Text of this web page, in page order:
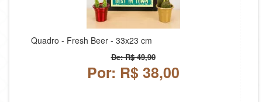
Quadro - Fresh Beer - 33x23 cm
De: R$ 49,90
Por: R$ 38,00